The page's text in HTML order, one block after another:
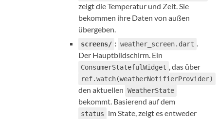
zeigt die Temperatur und Zeit. Sie
bekommen ihre Daten von außen
übergeben.
screens/ : weather_screen.dart .
Der Hauptbildschirm. Ein
ConsumerStatefulWidget , das über
ref.watch(weatherNotifierProvider)
den aktuellen WeatherState
bekommt. Basierend auf dem
status
im State, zeigt es entweder